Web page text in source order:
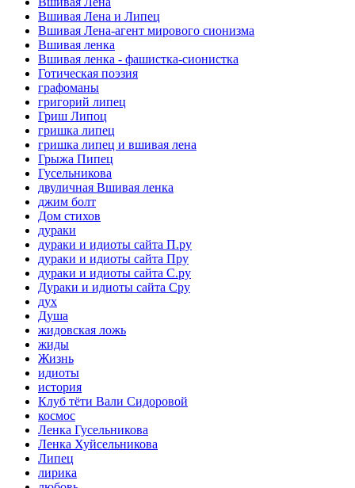
Вшивая Лена и Липец
Вшивая Лена-агент мирового сионизма
Вшивая ленка
Вшивая ленка - фашистка-сионистка
Готическая поэзия
графоманы
григорий липец
Гриш Липоц
гришка липец
гришка липец и вшивая лена
Грыжа Пипец
Гусельникова
двуличная Вшивая ленка
джим болт
Дом стихов
дураки
дураки и идиоты сайта П.ру
дураки и идиоты сайта Пру
дураки и идиоты сайта С.ру
Дураки и идиоты сайта Сру
дух
Душа
жидовская ложь
жиды
Жизнь
идиоты
история
Клуб тёти Вали Сидоровой
космос
Ленка Гусельникова
Ленка Хуйсельникова
Липец
лирика